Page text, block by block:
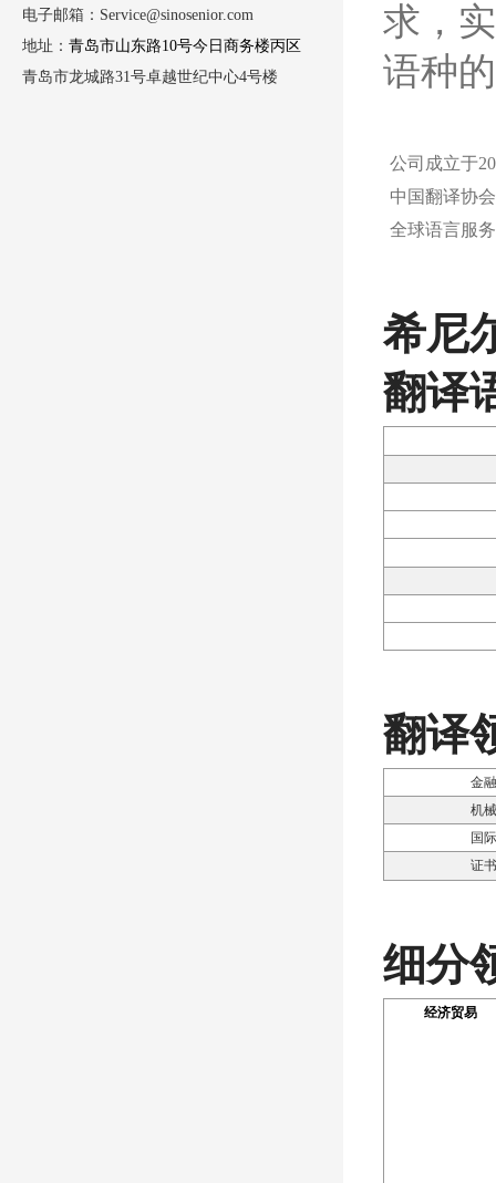
电子邮箱：Service@sinosenior.com
地址： 青岛市山东路10号今日商务楼丙区
青岛市龙城路31号卓越世纪中心4号楼
求，
语种
公司成立于
中国翻译协
全球语言服
希尼
翻译
翻译
金
机
国
证
细分
经济贸易